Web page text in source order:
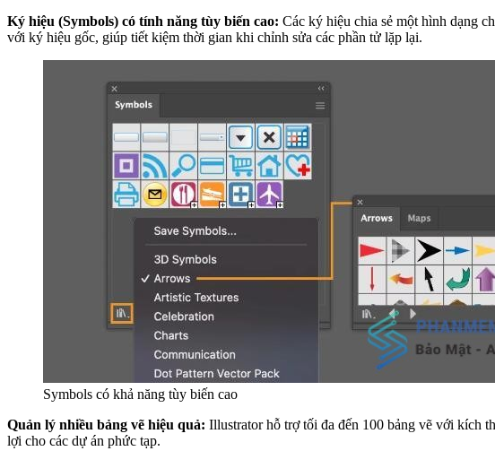
Ký hiệu (Symbols) có tính năng tùy biến cao: Các ký hiệu chia sẻ một hình dạng
với ký hiệu gốc, giúp tiết kiệm thời gian khi chỉnh sửa các phần tử lặp lại.
Symbols có khả năng tùy biến cao
Quản lý nhiều bảng vẽ hiệu quả: Illustrator hỗ trợ tối đa đến 100 bảng vẽ với kích
lợi cho các dự án phức tạp.